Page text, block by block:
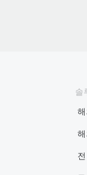
솔